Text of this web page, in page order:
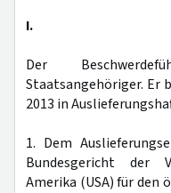
I.
Der
Staatsangehöriger. Er
2013 in
1. Dem
Bundesgericht der
Amerika (USA) für den